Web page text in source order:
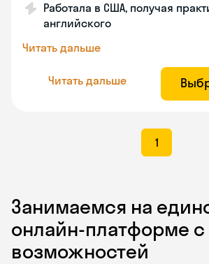
Работала в США, получая
английского
Читать дальше
Читать дальше
1
Занимаемся на
онлайн-платформе
возможностей